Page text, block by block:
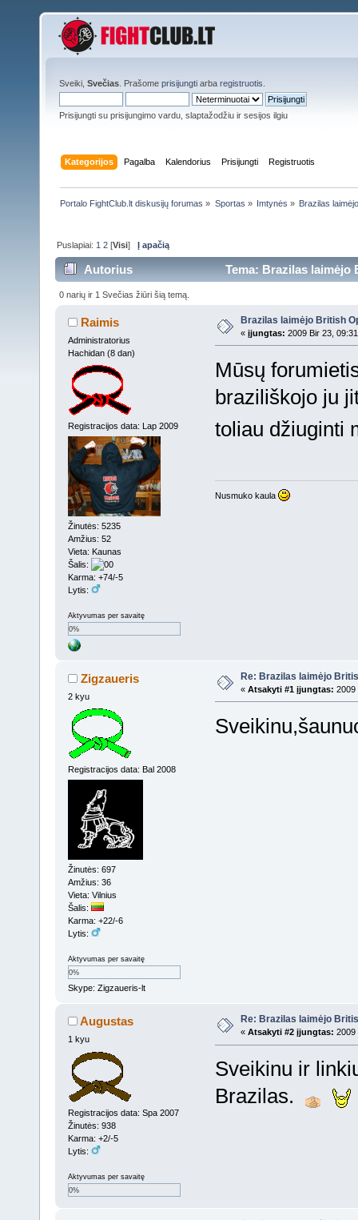
Sveiki, Svečias . Prašome prisijungti arba registruotis
Prisijungti su prisijungimo vardu, slaptažodžiu ir sesijos ilgiu
Kategorijos Pagalba Kalendorius Prisijungti Registruotis
Portalo FightClub.lt diskusijų forumas » Sportas » Imtynės » Brazilas
Puslapiai: 1 2 [Visi]Į apačią
Autorius Tema: Brazilas
0 narių ir 1 Svečias žiūri šią temą.
Raimis
Administratorius
Hachidan (8 dan)
Registracijos data: Lap 2009
Žinutės: 5235
Amžius: 52
Vieta: Kaunas
Šalis:
Karma: +74/-5
Lytis:
Aktyvumas per savaitę
0%
Brazilas laimėjo British
« įjungtas: 2009 Bir 23,
Mūsų
braziliškojo ju
toliau džiuginti
Nusmuko kaula
Zigzaueris
2 kyu
Registracijos data: Bal 2008
Žinutės: 697
Amžius: 36
Vieta: Vilnius
Šalis:
Karma: +22/-6
Lytis:
Aktyvumas per savaitę
0%
Skype: Zigzaueris-lt
Re: Brazilas laimėjo
« Atsakyti #1 įjungtas: 2009
Augustas
1 kyu
Registracijos data: Spa 2007
Žinutės: 938
Karma: +2/-5
Lytis:
Aktyvumas per savaitę
0%
Re: Brazilas laimėjo
« Atsakyti #2 įjungtas: 2009
Sveikinu ir
Brazilas.